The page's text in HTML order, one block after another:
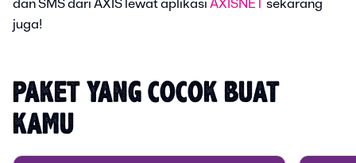
dan SMS dari AXIS lewat aplikasi AXISNET sekarang
juga!
PAKET YANG COCOK BUAT
KAMU